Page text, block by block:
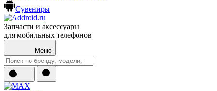
Сувениры
Запчасти и аксессуары
для мобильных телефонов
Меню